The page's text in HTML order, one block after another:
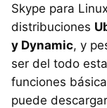
Skype para
distribuciones
y Dynamic, y
ser del todo
funciones
puede